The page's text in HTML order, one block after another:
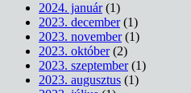
2024. január(1)
2023. december(1)
2023. november(1)
2023. október(2)
2023. szeptember(1)
2023. augusztus (1)